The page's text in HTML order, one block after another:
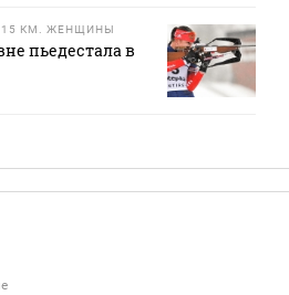
15 КМ. ЖЕНЩИНЫ
пьедестала в